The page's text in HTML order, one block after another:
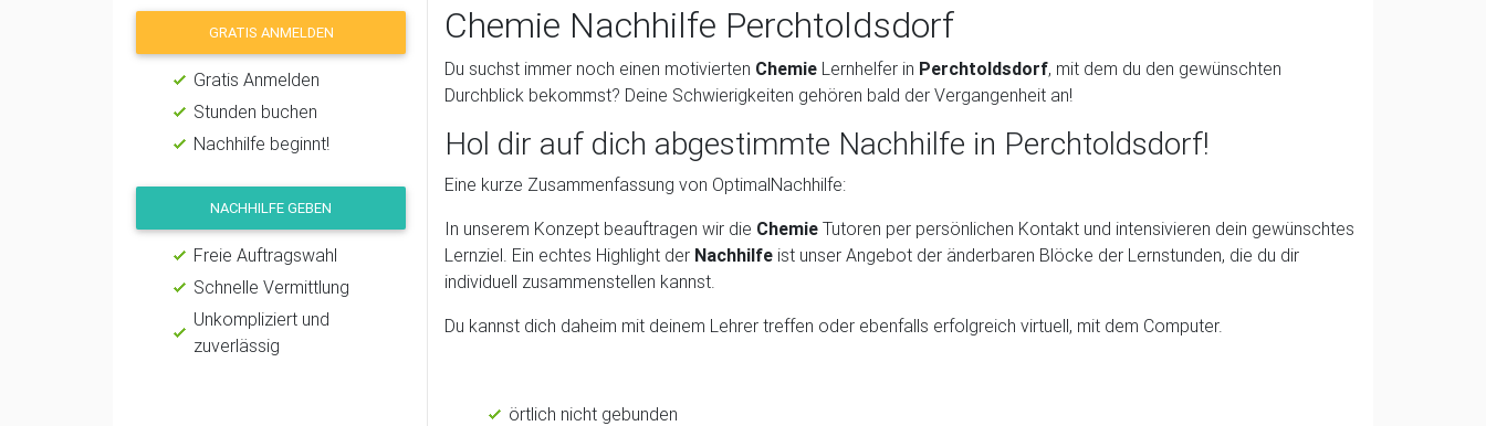
GRATIS ANMELDEN
Gratis Anmelden
Stunden buchen
Nachhilfe beginnt!
NACHHILFE GEBEN
Freie Auftragswahl
Schnelle Vermittlung
Unkompliziert und
zuverlässig
Chemie Nachhilfe Perchtoldsdorf
Du suchst immer noch einen motivierten Chemie Lernhelfer in Perchtoldsdorf, mit dem du den gewünschten
Durchblick bekommst? Deine Schwierigkeiten gehören bald der Vergangenheit an!
Hol dir auf dich abgestimmte Nachhilfe in Perchtoldsdorf!
Eine kurze Zusammenfassung von OptimalNachhilfe:
In unserem Konzept beauftragen wir die Chemie Tutoren per persönlichen Kontakt und intensivieren dein gewünschtes
Lernziel. Ein echtes Highlight der Nachhilfe ist unser Angebot der änderbaren Blöcke der Lernstunden, die du dir
individuell zusammenstellen kannst.
Du kannst dich daheim mit deinem Lehrer treffen oder ebenfalls erfolgreich virtuell, mit dem Computer.
örtlich nicht gebunden